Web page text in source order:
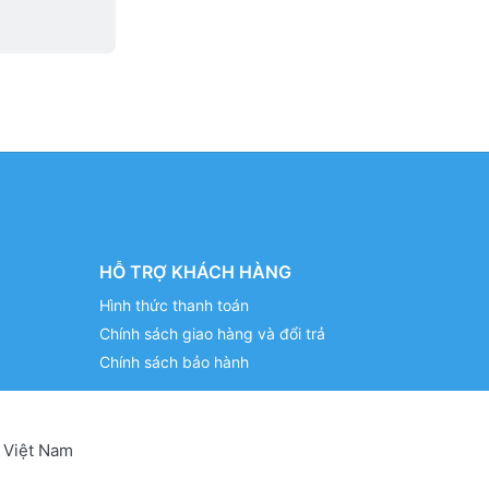
HỖ TRỢ KHÁCH HÀNG
Hình thức thanh toán
Chính sách giao hàng và đổi trả
Chính sách bảo hành
Nam